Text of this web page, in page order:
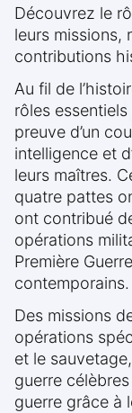
Découvrez le
leurs missions,
contributions
Au fil de
rôles
preuve d’un
intelligence et
leurs maîtres.
quatre pattes
ont contribué
opérations
Première
contemporains.
Des missions
opérations
et le
guerre
guerre grâce à